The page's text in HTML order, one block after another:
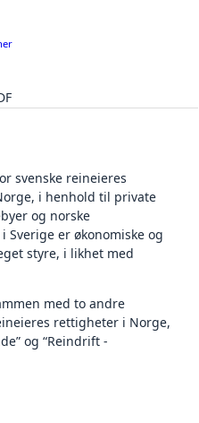
svenske reineieres
i henhold til private
og norske
Sverige er økonomiske og
styre, i likhet med
med to andre
rettigheter i Norge,
og “Reindrift -